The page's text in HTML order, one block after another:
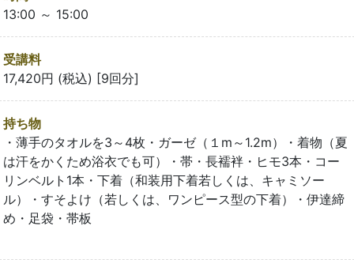
13:00 ～ 15:00
受講料
17,420円 (税込) [9回分]
持ち物
・薄手のタオルを3～4枚・ガーゼ（１m～1.2m）・着物（夏
は汗をかくため浴衣でも可）・帯・長襦袢・ヒモ3本・コー
リンベルト1本・下着（和装用下着若しくは、キャミソー
ル）・すそよけ（若しくは、ワンピース型の下着）・伊達締
め・足袋・帯板